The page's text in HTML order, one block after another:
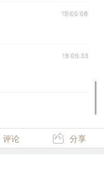
评论 分享